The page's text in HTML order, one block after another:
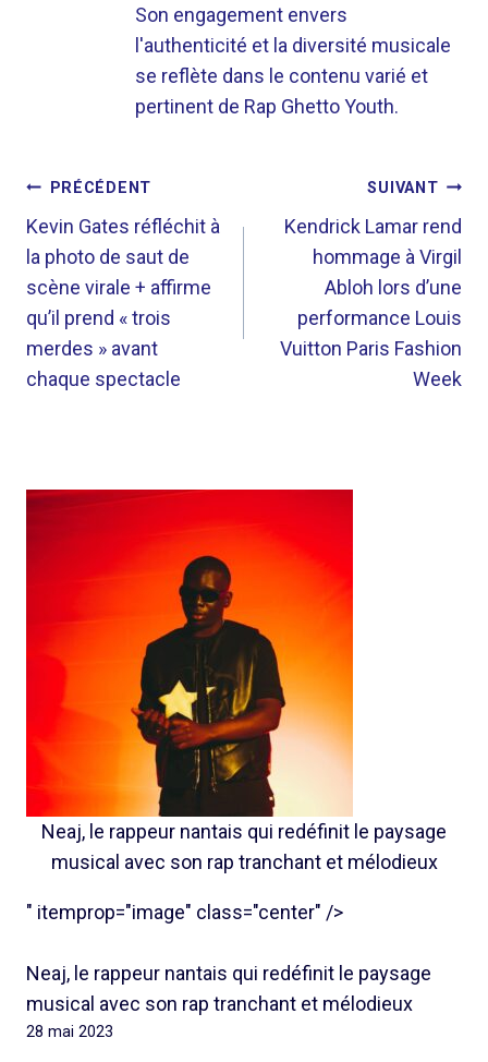
Son engagement envers
l'authenticité et la diversité musicale
se reflète dans le contenu varié et
pertinent de Rap Ghetto Youth.
NAVIGATION
DE
L’ARTICLE
PRÉCÉDENT
Kevin Gates réfléchit à
la photo de saut de
scène virale + affirme
qu’il prend « trois
merdes » avant
chaque spectacle
SUIVANT
Kendrick Lamar rend
hommage à Virgil
Abloh lors d’une
performance Louis
Vuitton Paris Fashion
Week
Neaj, le rappeur nantais qui redéfinit le paysage
musical avec son rap tranchant et mélodieux
" itemprop="image" class="center" />
Neaj, le rappeur nantais qui redéfinit le paysage
musical avec son rap tranchant et mélodieux
28 mai 2023